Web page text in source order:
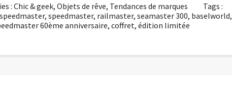
:Chic & geek,Objets de rêve, Tendances de marques
Tags :
, speedmaster, railmaster, seamaster 300, baselworld,
60ème anniversaire, coffret, édition limitée